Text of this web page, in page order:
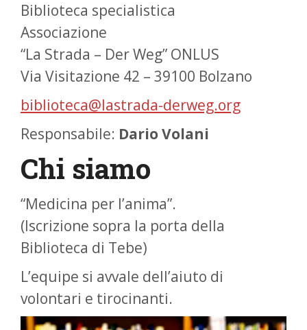
Biblioteca specialistica
Associazione
“La Strada – Der Weg” ONLUS
Via Visitazione 42 – 39100 Bolzano
biblioteca@lastrada-derweg.org
Responsabile: Dario Volani
Chi siamo
“Medicina per l’anima”.
(Iscrizione sopra la porta della
Biblioteca di Tebe)
L’equipe si avvale dell’aiuto di
volontari e tirocinanti.